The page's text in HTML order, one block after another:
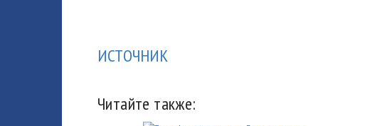
ИСТОЧНИК
Читайте также: